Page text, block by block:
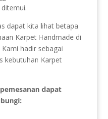
dapat kita lihat betapa
Karpet Handmade di
hadir sebagai
kebutuhan Karpet
dapat